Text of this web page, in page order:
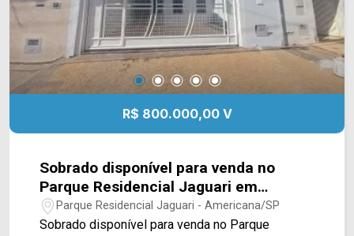
R$ 800.000,00 V
Sobrado disponível para venda no
Parque Residencial Jaguari em
Americana/SP.
Parque Residencial Jaguari - Americana/SP
Sobrado disponível para venda no Parque